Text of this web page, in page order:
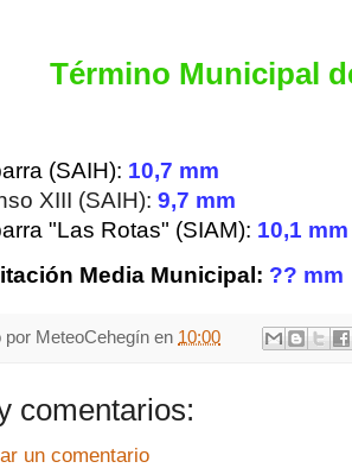
Término Municipal
(SAIH): 10,7 mm
XIII (SAIH): 9,7 mm
"Las Rotas" (SIAM): 10,1 mm
Media Municipal: ?? mm
por MeteoCehegín en 10:00
comentarios:
un comentario